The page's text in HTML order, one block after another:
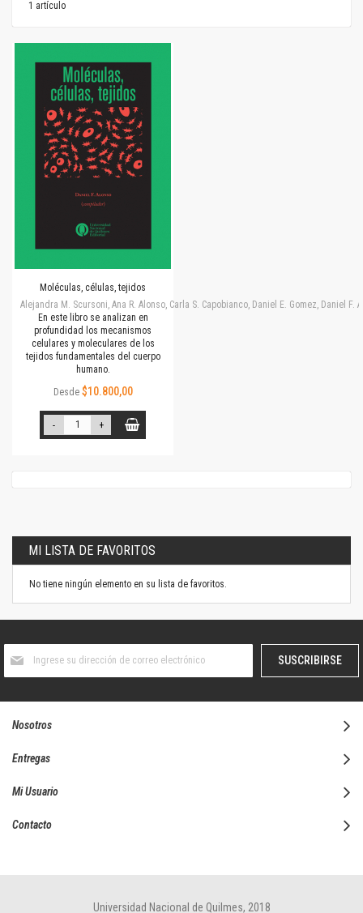
1 artículo
Moléculas, células, tejidos
Alejandra M. Scursoni, Ana R. Alonso, Carla S. Capobianco, Daniel E. Gomez, Daniel
En este libro se analizan en
profundidad los mecanismos
celulares y moleculares de los
tejidos fundamentales del cuerpo
humano.
Desde $10.800,00
- +
MI LISTA DE FAVORITOS
No tiene ningún elemento en su lista de favoritos.
boletín
SUSCRIBIRSE
Nosotros
Entregas
Mi Usuario
Contacto
Universidad Nacional de Quilmes, 2018